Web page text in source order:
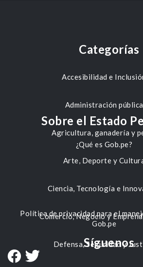
Categorías
Accesibilidad e
Administración pública
Agricultura, ganadería y
Arte, Deporte y
Ciencia, Tecnología e
Comercio, Negocio y
Defensa, Seguridad y
Sobre el Estado
¿Qué es Gob.pe?
Política de privacidad para el
Gob.pe
Síguenos